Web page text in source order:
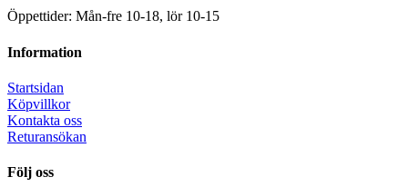
Öppettider: Mån-fre 10-18, lör 10-15
Information
Startsidan
Köpvillkor
Kontakta oss
Returansökan
Följ oss